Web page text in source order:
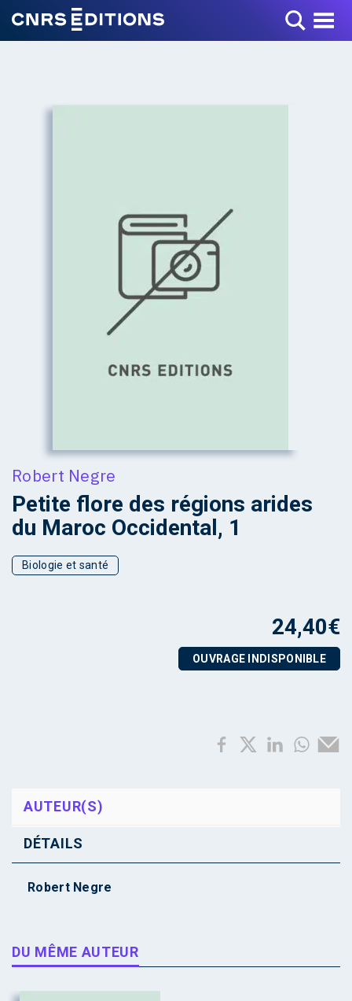
Toggle Menu
Robert Negre
Petite flore des régions arides
du Maroc Occidental, 1
Biologie et santé
24,40€
OUVRAGE INDISPONIBLE
AUTEUR(S)
DÉTAILS
Robert Negre
DU MÊME AUTEUR